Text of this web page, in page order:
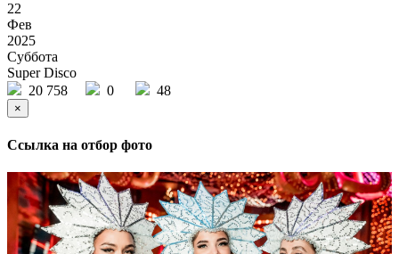
22
Фев
2025
Суббота
Super Disco
20 758
0 48
×
Ссылка на отбор фото